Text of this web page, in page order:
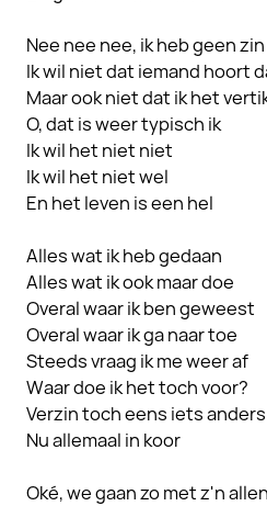
Nee nee nee, ik heb geen zin
Ik wil niet dat iemand hoort
Maar ook niet dat ik het
O, dat is weer typisch ik
Ik wil het niet niet
Ik wil het niet wel
En het leven is een hel
Alles wat ik heb gedaan
Alles wat ik ook maar doe
Overal waar ik ben geweest
Overal waar ik ga naar toe
Steeds vraag ik me weer af
Waar doe ik het toch voor?
Verzin toch eens iets
Nu allemaal in koor
Oké, we gaan zo met z'n